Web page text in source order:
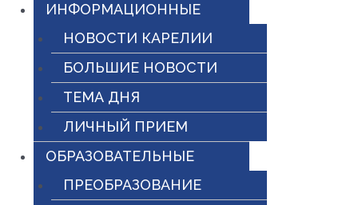
ИНФОРМАЦИОННЫЕ
НОВОСТИ КАРЕЛИИ
БОЛЬШИЕ НОВОСТИ
ТЕМА ДНЯ
ЛИЧНЫЙ ПРИЕМ
ОБРАЗОВАТЕЛЬНЫЕ
ПРЕОБРАЗОВАНИЕ